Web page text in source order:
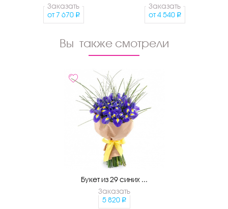
Заказать
от 7 670
Заказать
от 4 540
Вы также смотрели
Букет из 29 синих ...
Заказать
5 820